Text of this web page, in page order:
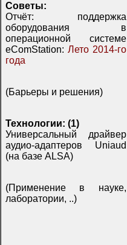
Советы:
Отчёт: поддержка
оборудования в
операционной системе
eComStation: Лето 2014-го
года
(Барьеры и решения)
Технологии: (1)
Универсальный драйвер
аудио-адаптеров Uniaud
(на базе ALSA)
(Применение в науке,
лаборатории, ..)